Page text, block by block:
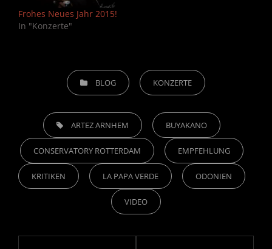
Frohes Neues Jahr 2015!
In "Konzerte"
CATEGORIESBLOG KONZERTE
TAGS, ARTEZ ARNHEM BUYAKANO
CONSERVATORY ROTTERDAM EMPFEHLUNG
KRITIKEN LA PAPA VERDE ODONIEN
VIDEO